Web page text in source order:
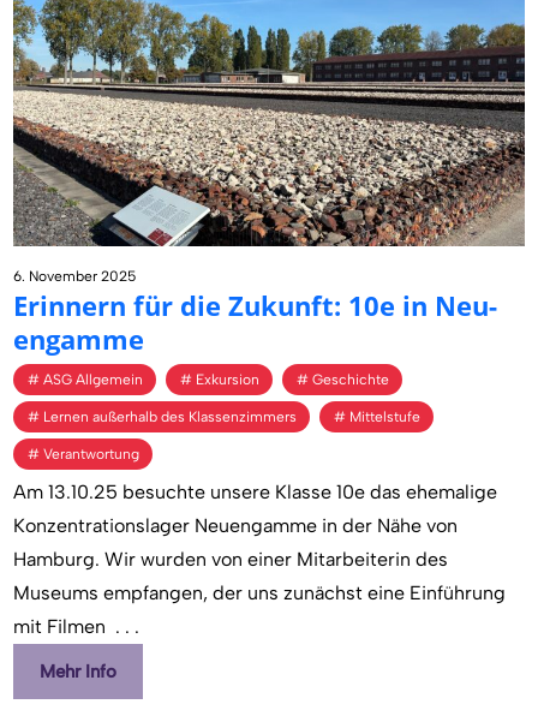
6. November 2025
Er­in­nern für die Zu­kunft: 10e in Neu­
en­gam­me
ASG Allgemein Exkursion Geschichte
Lernen außerhalb des Klassenzimmers Mittelstufe
Verantwortung
Am 13.10.25 besuchte unsere Klasse 10e das ehemalige
Konzentrationslager Neuengamme in der Nähe von
Hamburg. Wir wurden von einer Mitarbeiterin des
Museums empfangen, der uns zunächst eine Einführung
mit Filmen . . .
Mehr Info